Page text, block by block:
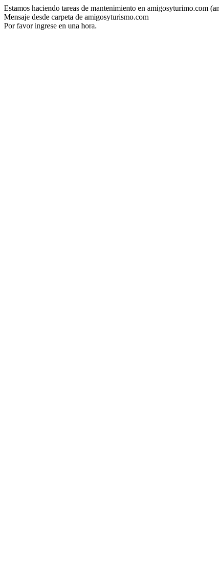
Estamos haciendo tareas de mantenimiento en amigosyturimo.com
Mensaje desde carpeta de amigosyturismo.com
Por favor ingrese en una hora.